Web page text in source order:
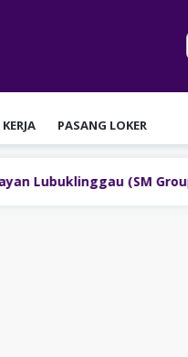
PASANG LOKER
(SM Group)